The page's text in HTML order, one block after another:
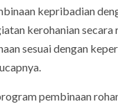
kepribadian
kerohanian secara
sesuai dengan
pembinaan